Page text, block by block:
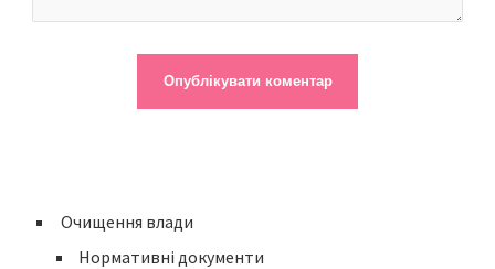
Очищення влади
Нормативні документи